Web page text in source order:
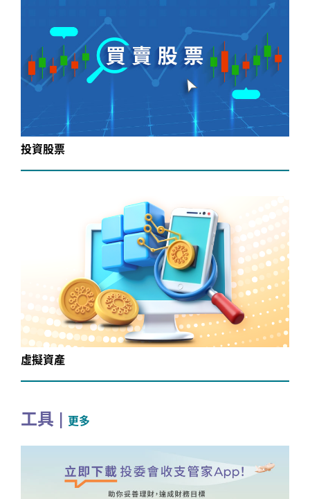
投資股票
虛擬資產
工具 | 更多